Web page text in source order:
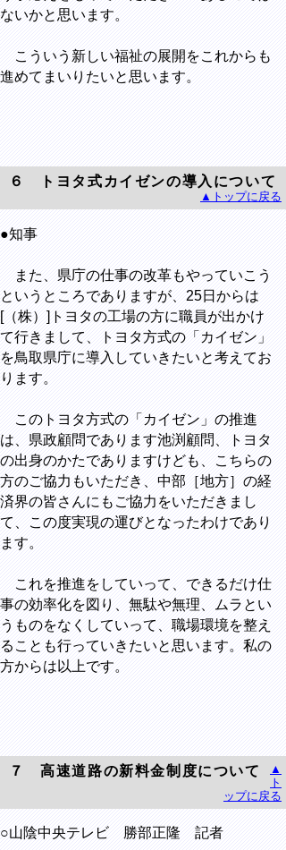
ないかと思います。
こういう新しい福祉の展開をこれからも
進めてまいりたいと思います。
６ トヨタ式カイゼンの導入について
▲トップに戻る
●知事
また、県庁の仕事の改革もやっていこう
というところでありますが、25日からは
[（株）]トヨタの工場の方に職員が出かけ
て行きまして、トヨタ方式の「カイゼン」
を鳥取県庁に導入していきたいと考えてお
ります。
このトヨタ方式の「カイゼン」の推進
は、県政顧問であります池渕顧問、トヨタ
の出身のかたでありますけども、こちらの
方のご協力もいただき、中部［地方］の経
済界の皆さんにもご協力をいただきまし
て、この度実現の運びとなったわけであり
ます。
これを推進をしていって、できるだけ仕
事の効率化を図り、無駄や無理、ムラとい
うものをなくしていって、職場環境を整え
ることも行っていきたいと思います。私の
方からは以上です。
７ 高速道路の新料金制度について
▲
ト
ップに戻る
○山陰中央テレビ 勝部正隆 記者